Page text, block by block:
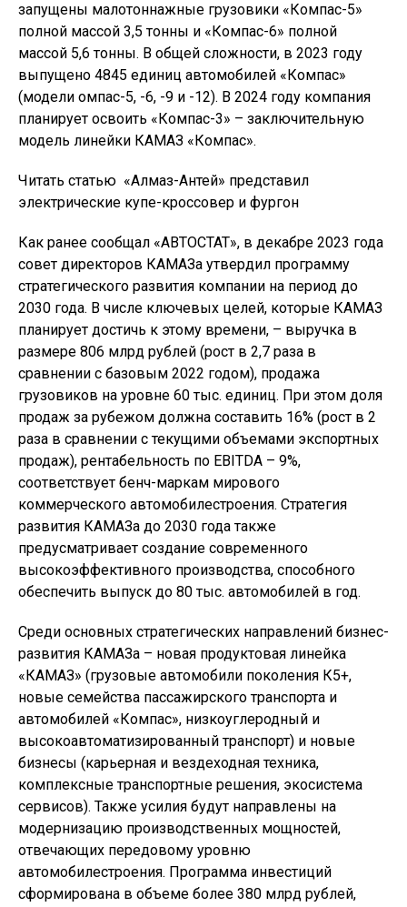
запущены малотоннажные грузовики «Компас-5»
полной массой 3,5 тонны и «Компас-6» полной
массой 5,6 тонны. В общей сложности, в 2023 году
выпущено 4845 единиц автомобилей «Компас»
(модели омпас-5, -6, -9 и -12). В 2024 году компания
планирует освоить «Компас-3» – заключительную
модель линейки КАМАЗ «Компас».
Читать статью «Алмаз-Антей» представил
электрические купе-кроссовер и фургон
Как ранее сообщал «АВТОСТАТ», в декабре 2023 года
совет директоров КАМАЗа утвердил программу
стратегического развития компании на период до
2030 года. В числе ключевых целей, которые КАМАЗ
планирует достичь к этому времени, – выручка в
размере 806 млрд рублей (рост в 2,7 раза в
сравнении с базовым 2022 годом), продажа
грузовиков на уровне 60 тыс. единиц. При этом доля
продаж за рубежом должна составить 16% (рост в 2
раза в сравнении с текущими объемами экспортных
продаж), рентабельность по EBITDA – 9%,
соответствует бенч-маркам мирового
коммерческого автомобилестроения. Стратегия
развития КАМАЗа до 2030 года также
предусматривает создание современного
высокоэффективного производства, способного
обеспечить выпуск до 80 тыс. автомобилей в год.
Среди основных стратегических направлений бизнес-
развития КАМАЗа – новая продуктовая линейка
«КАМАЗ» (грузовые автомобили поколения К5+,
новые семейства пассажирского транспорта и
автомобилей «Компас», низкоуглеродный и
высокоавтоматизированный транспорт) и новые
бизнесы (карьерная и вездеходная техника,
комплексные транспортные решения, экосистема
сервисов). Также усилия будут направлены на
модернизацию производственных мощностей,
отвечающих передовому уровню
автомобилестроения. Программа инвестиций
сформирована в объеме более 380 млрд рублей,